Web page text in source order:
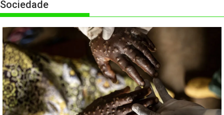
Sociedade